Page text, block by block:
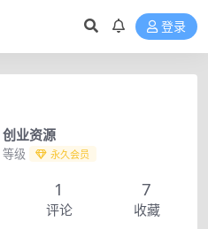
登录
创业资源
等级 永久会员
1
评论
7
收藏